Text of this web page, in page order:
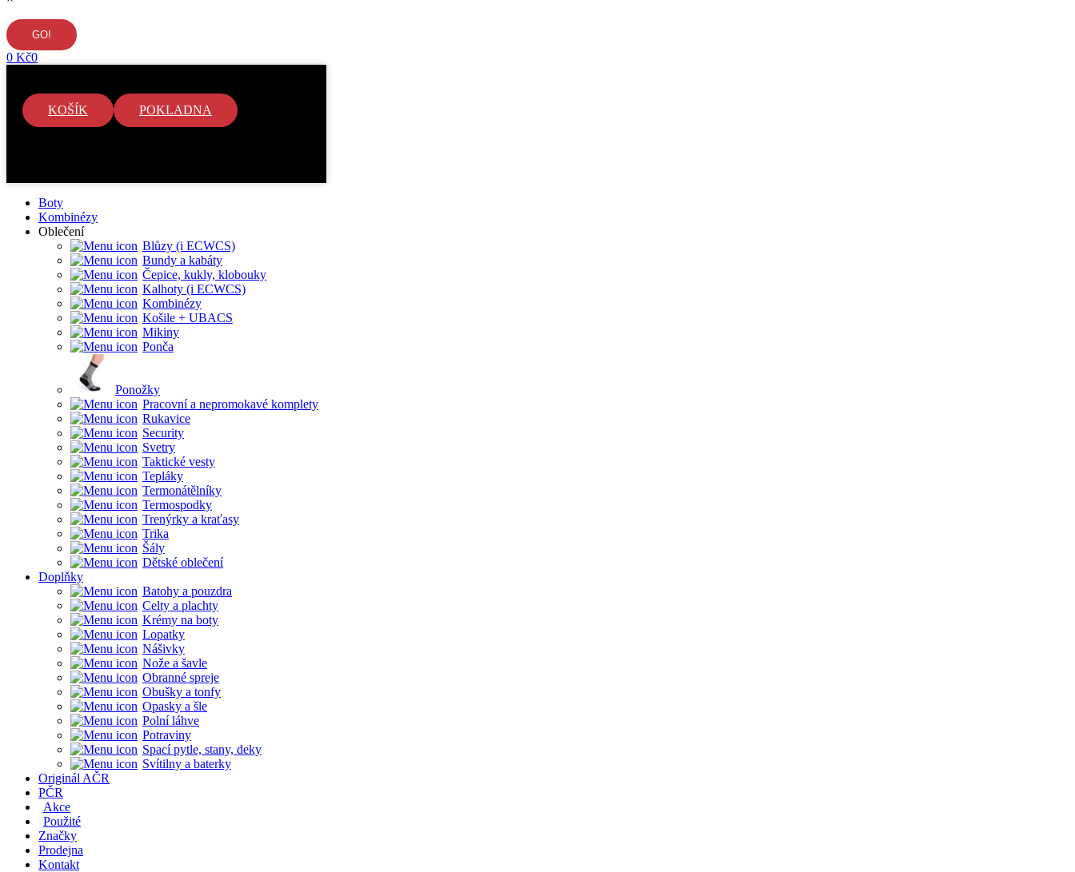
0 Kč0
KOŠÍK POKLADNA
Boty
Kombinézy
Oblečení
Blůzy (i ECWCS)
Bundy a kabáty
Čepice, kukly, klobouky
Kalhoty (i ECWCS)
Kombinézy
Košile + UBACS
Mikiny
Ponča
Ponožky
Pracovní a nepromokavé komplety
Rukavice
Security
Svetry
Taktické vesty
Tepláky
Termonátělníky
Termospodky
Trenýrky a kraťasy
Trika
Šály
Dětské oblečení
Doplňky
Batohy a pouzdra
Celty a plachty
Krémy na boty
Lopatky
Nášivky
Nože a šavle
Obranné spreje
Obušky a tonfy
Opasky a šle
Polní láhve
Potraviny
Spací pytle, stany, deky
Svítilny a baterky
Originál AČR
PČR
Akce
Použité
Značky
Prodejna
Kontakt